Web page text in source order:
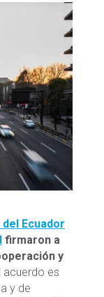
Ecuador
firmaron a
y
acuerdo es
y de